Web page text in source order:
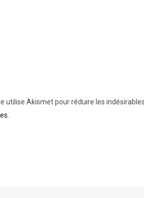
utilise Akismet pour réduire les indésirables.